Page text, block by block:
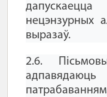
нецэнзурных
выразаў.
2.6.